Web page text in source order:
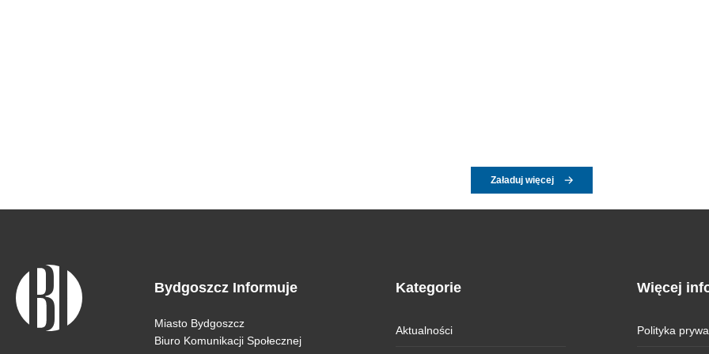
Załaduj więcej
Bydgoszcz Informuje
Miasto Bydgoszcz
Biuro Komunikacji Społecznej
Kategorie
Aktualności
Więcej
Polityka